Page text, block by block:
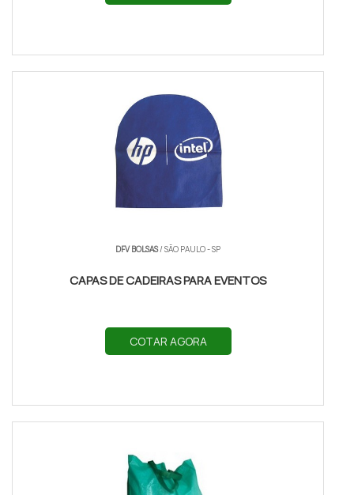
DFV BOLSAS/ SÃO PAULO - SP
CAPAS DE CADEIRAS PARA EVENTOS
COTAR AGORA